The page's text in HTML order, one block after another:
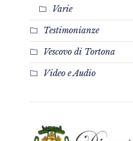
Varie
Testimonianze
Vescovo di Tortona
Video e Audio